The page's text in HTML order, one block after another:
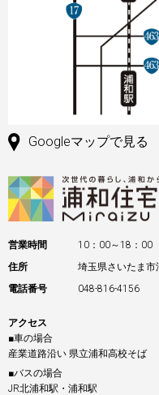
Googleマップで見る
営業時間
10：00～18：00
住所
埼玉県さいたま市
電話番号
048-816-4156
アクセス
■車の場合
産業道路沿い 県立浦和高校そば
■バスの場合
JR北浦和駅・浦和駅